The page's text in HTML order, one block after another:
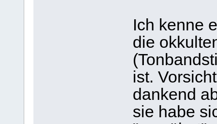
Ich kenne
die
ist.
dankend
sie habe